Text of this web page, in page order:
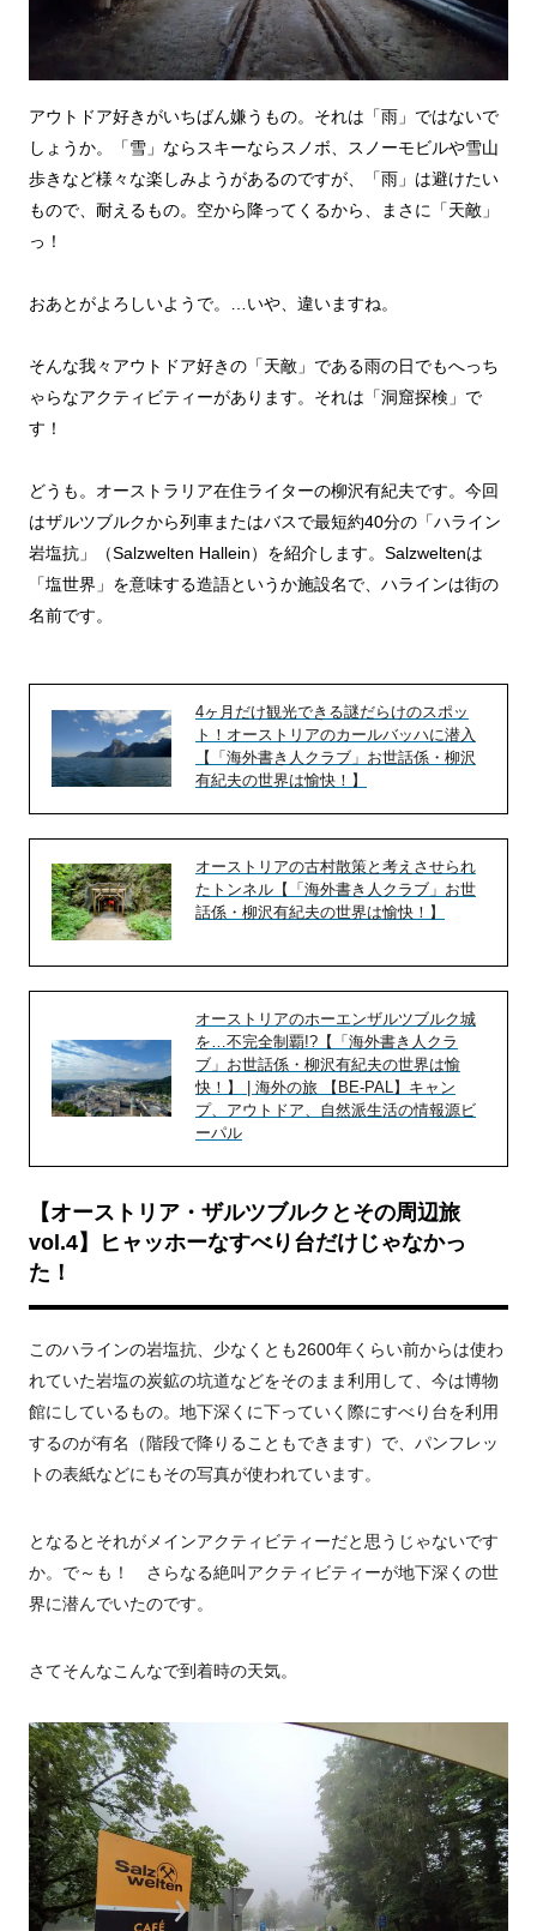
アウトドア好きがいちばん嫌うもの。それは「雨」ではないで
しょうか。「雪」ならスキーならスノボ、スノーモビルや雪山
歩きなど様々な楽しみようがあるのですが、「雨」は避けたい
もので、耐えるもの。空から降ってくるから、まさに「天敵」
っ！
おあとがよろしいようで。…いや、違いますね。
そんな我々アウトドア好きの「天敵」である雨の日でもへっち
ゃらなアクティビティーがあります。それは「洞窟探検」で
す！
どうも。オーストラリア在住ライターの柳沢有紀夫です。今回
はザルツブルクから列車またはバスで最短約40分の「ハライン
岩塩抗」（Salzwelten Hallein）を紹介します。Salzweltenは
「塩世界」を意味する造語というか施設名で、ハラインは街の
名前です。
4ヶ月だけ観光できる謎だらけのスポッ
ト！オーストリアのカールバッハに潜入
【「海外書き人クラブ」お世話係・柳沢
有紀夫の世界は愉快！】
オーストリアの古村散策と考えさせられ
たトンネル【「海外書き人クラブ」お世
話係・柳沢有紀夫の世界は愉快！】
オーストリアのホーエンザルツブルク城
を…不完全制覇!?【「海外書き人クラ
ブ」お世話係・柳沢有紀夫の世界は愉
快！】 | 海外の旅 【BE-PAL】キャン
プ、アウトドア、自然派生活の情報源ビ
ーパル
【オーストリア・ザルツブルクとその周辺旅
vol.4】ヒャッホーなすべり台だけじゃなかっ
た！
このハラインの岩塩抗、少なくとも2600年くらい前からは使わ
れていた岩塩の炭鉱の坑道などをそのまま利用して、今は博物
館にしているもの。地下深くに下っていく際にすべり台を利用
するのが有名（階段で降りることもできます）で、パンフレッ
トの表紙などにもその写真が使われています。
となるとそれがメインアクティビティーだと思うじゃないです
か。で～も！ さらなる絶叫アクティビティーが地下深くの世
界に潜んでいたのです。
さてそんなこんなで到着時の天気。